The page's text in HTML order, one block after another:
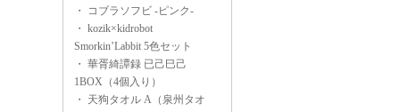
・
コブラソフビ -ピンク-
・ kozik×kidrobot
Smorkin’Labbit 5色セット
・ 華胥綺譚録 已己巳己
1BOX（4個入り）
・ 天狗タオル A（泉州タオ